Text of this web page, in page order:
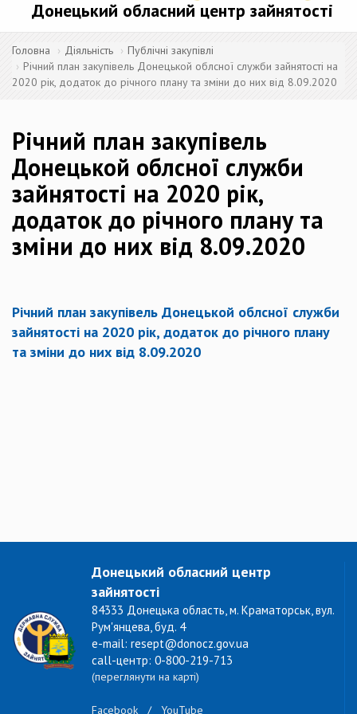
Донецький обласний центр зайнятості
Головна Діяльність
Публічні закупівлі
Річний план закупівель Донецькой облсної служби зайнятості на
2020 рік, додаток до річного плану та зміни до них від 8.09.2020
Річний план закупівель
Донецькой облсної служби
зайнятості на 2020 рік,
додаток до річного плану та
зміни до них від 8.09.2020
Річний план закупівель Донецькой облсної служби
зайнятості на 2020 рік, додаток до річного плану
та зміни до них від 8.09.2020
Донецький обласний центр
зайнятості
84333 Донецька область, м. Краматорськ, вул.
Рум'янцева, буд. 4
e-mail: resept@donocz.gov.ua
call-центр: 0-800-219-713
(переглянути на карті)
Facebook / YouTube